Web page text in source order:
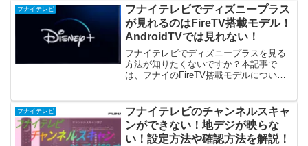
ています。フナイテレビの内臓HDDが故
障した時の問い合わせ先も知っておくと
安心ですよ！
フナイテレビ
フナイテレビでディズニープラス
が見れるのはFireTV搭載モデル！
AndroidTVでは見れない！
フナイテレビでディズニープラスを見る
方法が知りたくないですか？本記事で
は、フナイのFireTV搭載モデルについて
注意ください。フナイテレビをおすすめ
する優れた機能もご説明しています。
フナイテレビ
フナイテレビのチャンネルスキャ
ンができない！地デジが映らな
い！設定方法や確認方法を解説！